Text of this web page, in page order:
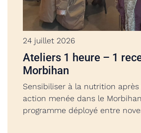
24 juillet 2026
Ateliers 1 heure – 1
Morbihan
Sensibiliser à la nutrition après
action menée dans le
programme déployé entre